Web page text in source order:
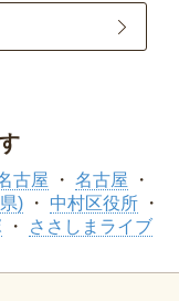
古屋
名古屋
)
中村区役所
ささしまライブ